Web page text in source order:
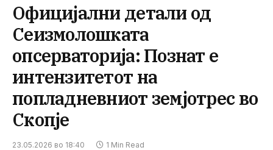
Официјални детали од
Сеизмолошката
опсерваторија: Познат е
интензитетот на
попладневниот земјотрес во
Скопје
23.05.2026 во 18:40 1 Min Read